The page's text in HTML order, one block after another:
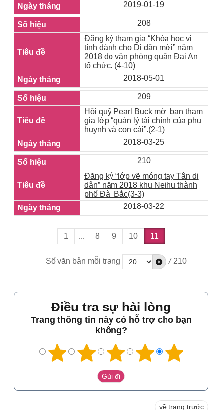
2019-01-19
208
Đăng ký tham gia “Khóa học vi
tính dành cho Di dân mới” năm
2018 do văn phòng quận Đại An
tổ chức. (4-10)
2018-05-01
209
Hội quỹ Pearl Buck mời bạn tham
gia lớp “quản lý tài chính của phụ
huynh và con cái”.(2-1)
2018-03-25
210
Đăng ký “lớp vẽ móng tay Tân di
dân” năm 2018 khu Neihu thành
phố Đài Bắc(3-3)
2018-03-22
1 ... 8 9 10 11
Số văn bản mỗi trang / 210
Điều tra sự hài lòng
Trang thông tin này có hỗ trợ cho bạn
không?
về trang trước